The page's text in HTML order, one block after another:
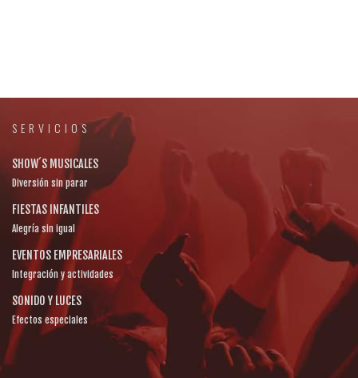
SERVICIOS
SHOW´S MUSICALES
Diversión sin parar
FIESTAS INFANTILES
Alegría sin igual
EVENTOS EMPRESARIALES
Integración y actividades
SONIDO Y LUCES
Efectos especiales